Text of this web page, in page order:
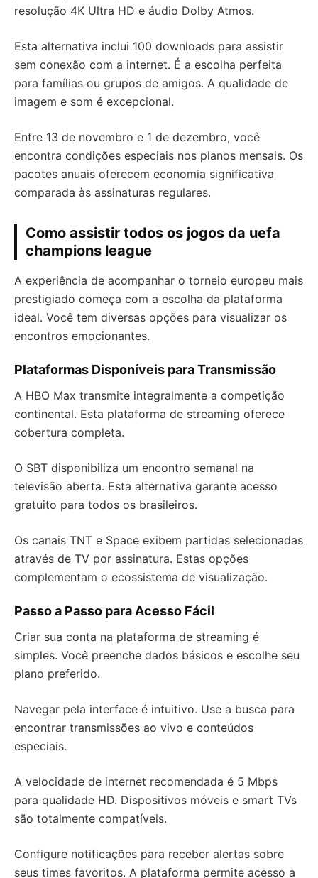
resolução 4K Ultra HD e áudio Dolby Atmos.
Esta alternativa inclui 100 downloads para assistir
sem conexão com a internet. É a escolha perfeita
para famílias ou grupos de amigos. A qualidade de
imagem e som é excepcional.
Entre 13 de novembro e 1 de dezembro, você
encontra condições especiais nos planos mensais. Os
pacotes anuais oferecem economia significativa
comparada às assinaturas regulares.
Como assistir todos os jogos da uefa
champions league
A experiência de acompanhar o torneio europeu mais
prestigiado começa com a escolha da plataforma
ideal. Você tem diversas opções para visualizar os
encontros emocionantes.
Plataformas Disponíveis para Transmissão
A HBO Max transmite integralmente a competição
continental. Esta plataforma de streaming oferece
cobertura completa.
O SBT disponibiliza um encontro semanal na
televisão aberta. Esta alternativa garante acesso
gratuito para todos os brasileiros.
Os canais TNT e Space exibem partidas selecionadas
através de TV por assinatura. Estas opções
complementam o ecossistema de visualização.
Passo a Passo para Acesso Fácil
Criar sua conta na plataforma de streaming é
simples. Você preenche dados básicos e escolhe seu
plano preferido.
Navegar pela interface é intuitivo. Use a busca para
encontrar transmissões ao vivo e conteúdos
especiais.
A velocidade de internet recomendada é 5 Mbps
para qualidade HD. Dispositivos móveis e smart TVs
são totalmente compatíveis.
Configure notificações para receber alertas sobre
seus times favoritos. A plataforma permite acesso a